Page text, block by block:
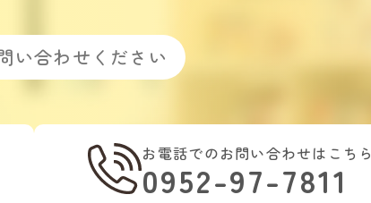
い合わせください
お電話でのお問い合わせはこちら
0952-97-7811